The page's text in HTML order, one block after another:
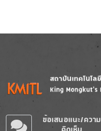
Image
ข้อเสนอแนะ/ความ